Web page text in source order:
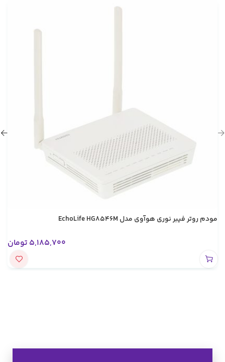
مودم روتر فیبر نوری هوآوی مدل EchoLife HG8546M
5,185,700 تومان